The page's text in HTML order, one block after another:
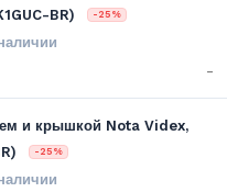
BR)
-25%
-
и крышкой Nota Videx,
-25%